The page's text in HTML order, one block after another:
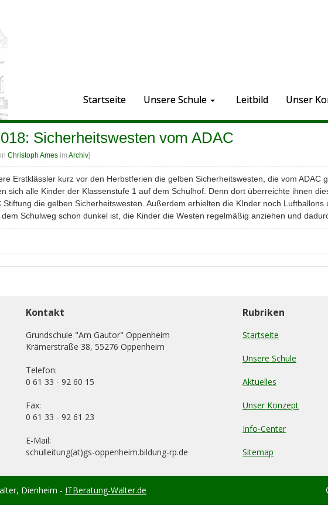
Startseite Unsere Schule Leitbild Unser
Sicherheitswesten vom ADAC
Christoph Ames im Archiv]
Erstklässler kurz vor den Herbstferien die gelben Sicherheitswesten, die vom ADAC
sich alle Kinder der Klassenstufe 1 auf dem Schulhof. Denn dort überreichte ihnen
Stiftung die gelben Sicherheitswesten. Außerdem erhielten die KInder noch
Schulweg schon dunkel ist, die Kinder die Westen regelmäßig anziehen und
Kontakt
Grundschule "Am Gautor" Oppenheim
Krämerstraße 38, 55276 Oppenheim
Telefon:
0 61 33 - 92 60 15
Fax:
0 61 33 - 92 61 23
E-Mail:
schulleitung(at)gs-oppenheim.bildung-rp.de
Rubriken
Startseite
Unsere Schule
Aktuelles
Unser Konzept
Info-Center
Sitemap
Dienheim - ITBeratung-Walter.de